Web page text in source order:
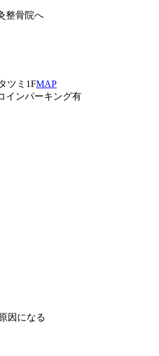
整骨院へ
ツミ1FMAP
インパーキング有
因になる